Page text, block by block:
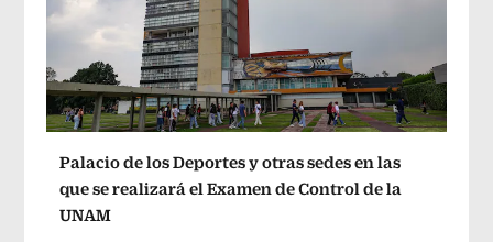
Palacio de los Deportes y otras sedes en las
que se realizará el Examen de Control de la
UNAM